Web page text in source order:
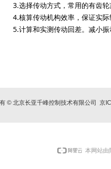
3.选择传动方式，常用的有齿
4.核算传动机构效率，保证实
5.计算和实测传动回差。减小
© 北京长亚千峰控制技术有限公司 京
本网站由